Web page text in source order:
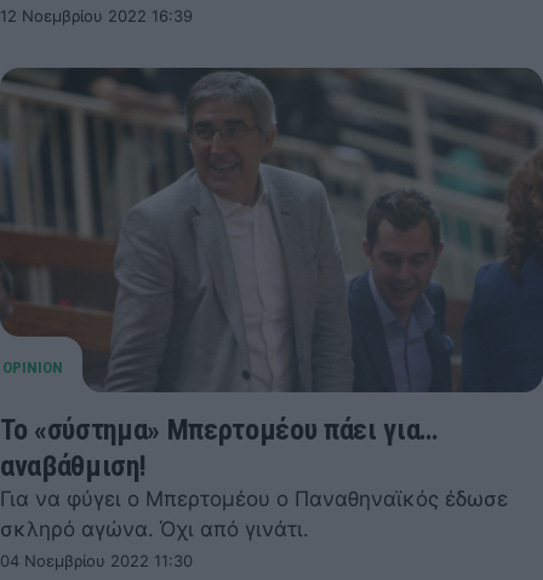
12 Νοεμβρίου 2022 16:39
Το «σύστημα» Μπερτομέου πάει για…
αναβάθμιση!
Για να φύγει ο Μπερτομέου ο Παναθηναϊκός έδωσε
σκληρό αγώνα. Όχι από γινάτι.
04 Νοεμβρίου 2022 11:30